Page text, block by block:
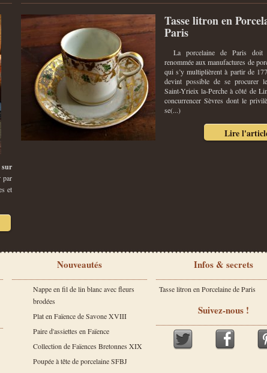
sur
par
et
Tasse litron en
Paris
La porcelaine de Paris doit
renommée aux manufactures de
qui s’y multiplièrent à partir de
devint possible de se procurer
Saint-Yrieix la-Perche à côté de
concurrencer Sèvres dont le
se(...)
Lire
Nouveautés
Nappe en fil de lin blanc avec fleurs
brodées
Plat en Faïence de Savone XVIII
Paire d'assiettes en Faïence
Collection de Faïences Bretonnes XIX
Poupée à tête de porcelaine SFBJ
Infos & secrets
Tasse litron en Porcelaine de Paris
Suivez-nous !